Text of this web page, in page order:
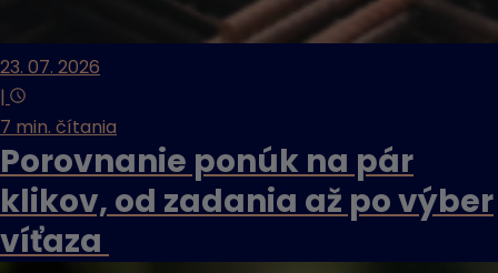
23. 07. 2026
|
7 min. čítania
Porovnanie ponúk na pár
klikov, od zadania až po výber
víťaza